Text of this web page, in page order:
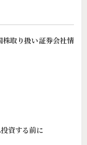
株取り扱い証券会社情
資する前に